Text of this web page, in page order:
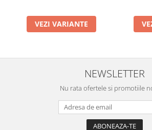
VEZI VARIANTE
NEWSLETTER
Nu rata ofertele si promotiile